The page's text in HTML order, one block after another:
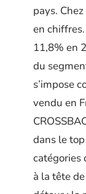
pays.
en
11,8% en
du
s’impose
vendu en
dans le
catégories
à la tête